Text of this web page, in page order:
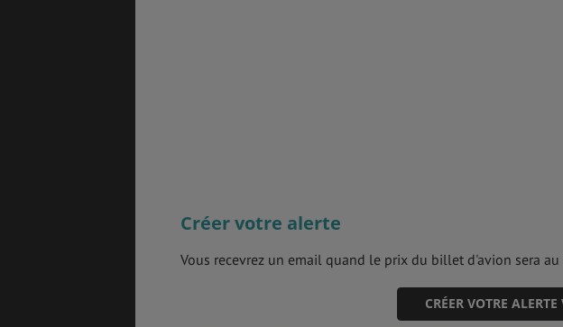
Créer votre alerte
Vous recevrez un email quand le prix du billet d'avion sera au
CRÉER VOTRE ALERTE